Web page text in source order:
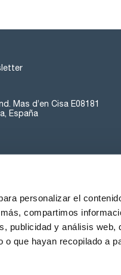
personalizar el
compartimos
publicidad y análisis web,
o que hayan recopilado a
Mas d’en Cisa E08181
España